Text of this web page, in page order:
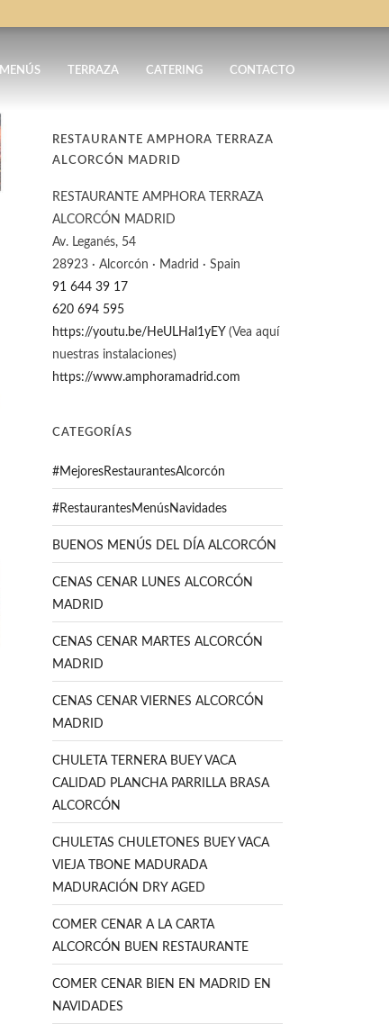
MENÚS TERRAZA CATERING CONTACTO
RESTAURANTE AMPHORA TERRAZA
ALCORCÓN MADRID
RESTAURANTE AMPHORA TERRAZA
ALCORCÓN MADRID
Av. Leganés, 54
28923 · Alcorcón · Madrid · Spain
91 644 39 17
620 694 595
https://youtu.be/HeULHal1yEY(Vea aquí
nuestras instalaciones)
https://www.amphoramadrid.com
CATEGORÍAS
#MejoresRestaurantesAlcorcón
#RestaurantesMenúsNavidades
BUENOS MENÚS DEL DÍA ALCORCÓN
CENAS CENAR LUNES ALCORCÓN
MADRID
CENAS CENAR MARTES ALCORCÓN
MADRID
CENAS CENAR VIERNES ALCORCÓN
MADRID
CHULETA TERNERA BUEY VACA
CALIDAD PLANCHA PARRILLA BRASA
ALCORCÓN
CHULETAS CHULETONES BUEY VACA
VIEJA TBONE MADURADA
MADURACIÓN DRY AGED
COMER CENAR A LA CARTA
ALCORCÓN BUEN RESTAURANTE
COMER CENAR BIEN EN MADRID EN
NAVIDADES